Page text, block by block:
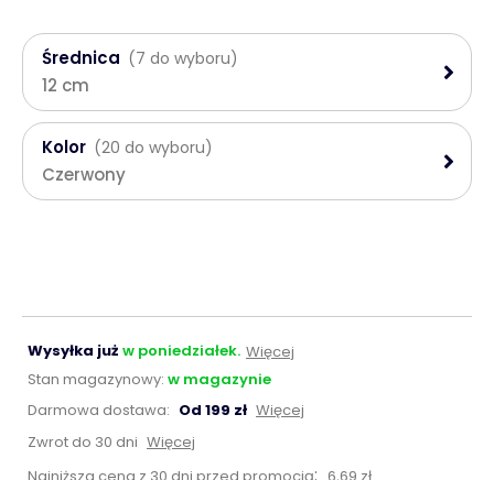
Średnica (7 do wyboru)
12 cm
Kolor (20 do wyboru)
Czerwony
Wysyłka już w poniedziałek. Więcej
Stan magazynowy: w magazynie
Darmowa dostawa: Od 199 zł Więcej
Zwrot do 30 dni Więcej